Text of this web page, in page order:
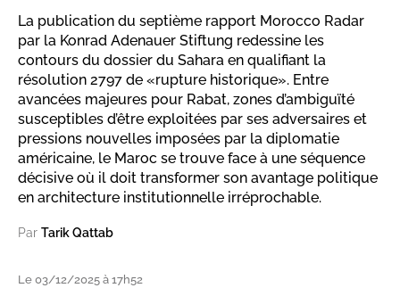
La publication du septième rapport Morocco Radar
par la Konrad Adenauer Stiftung redessine les
contours du dossier du Sahara en qualifiant la
résolution 2797 de «rupture historique». Entre
avancées majeures pour Rabat, zones d’ambiguïté
susceptibles d’être exploitées par ses adversaires et
pressions nouvelles imposées par la diplomatie
américaine, le Maroc se trouve face à une séquence
décisive où il doit transformer son avantage politique
en architecture institutionnelle irréprochable.
Par Tarik Qattab
Le 03/12/2025 à 17h52